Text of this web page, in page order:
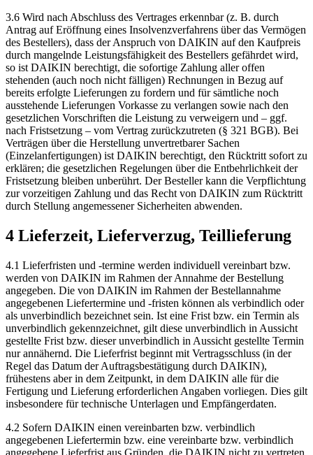
3.6 Wird nach Abschluss des Vertrages erkennbar (z. B. durch
Antrag auf Eröffnung eines Insolvenzverfahrens über das Vermögen
des Bestellers), dass der Anspruch von DAIKIN auf den Kaufpreis
durch mangelnde Leistungsfähigkeit des Bestellers gefährdet wird,
so ist DAIKIN berechtigt, die sofortige Zahlung aller offen
stehenden (auch noch nicht fälligen) Rechnungen in Bezug auf
bereits erfolgte Lieferungen zu fordern und für sämtliche noch
ausstehende Lieferungen Vorkasse zu verlangen sowie nach den
gesetzlichen Vorschriften die Leistung zu verweigern und – ggf.
nach Fristsetzung – vom Vertrag zurückzutreten (§ 321 BGB). Bei
Verträgen über die Herstellung unvertretbarer Sachen
(Einzelanfertigungen) ist DAIKIN berechtigt, den Rücktritt sofort zu
erklären; die gesetzlichen Regelungen über die Entbehrlichkeit der
Fristsetzung bleiben unberührt. Der Besteller kann die Verpflichtung
zur vorzeitigen Zahlung und das Recht von DAIKIN zum Rücktritt
durch Stellung angemessener Sicherheiten abwenden.
4 Lieferzeit, Lieferverzug, Teillieferung
4.1 Lieferfristen und -termine werden individuell vereinbart bzw.
werden von DAIKIN im Rahmen der Annahme der Bestellung
angegeben. Die von DAIKIN im Rahmen der Bestellannahme
angegebenen Liefertermine und -fristen können als verbindlich oder
als unverbindlich bezeichnet sein. Ist eine Frist bzw. ein Termin als
unverbindlich gekennzeichnet, gilt diese unverbindlich in Aussicht
gestellte Frist bzw. dieser unverbindlich in Aussicht gestellte Termin
nur annähernd. Die Lieferfrist beginnt mit Vertragsschluss (in der
Regel das Datum der Auftragsbestätigung durch DAIKIN),
frühestens aber in dem Zeitpunkt, in dem DAIKIN alle für die
Fertigung und Lieferung erforderlichen Angaben vorliegen. Dies gilt
insbesondere für technische Unterlagen und Empfängerdaten.
4.2 Sofern DAIKIN einen vereinbarten bzw. verbindlich
angegebenen Liefertermin bzw. eine vereinbarte bzw. verbindlich
angegebene Lieferfrist aus Gründen, die DAIKIN nicht zu vertreten